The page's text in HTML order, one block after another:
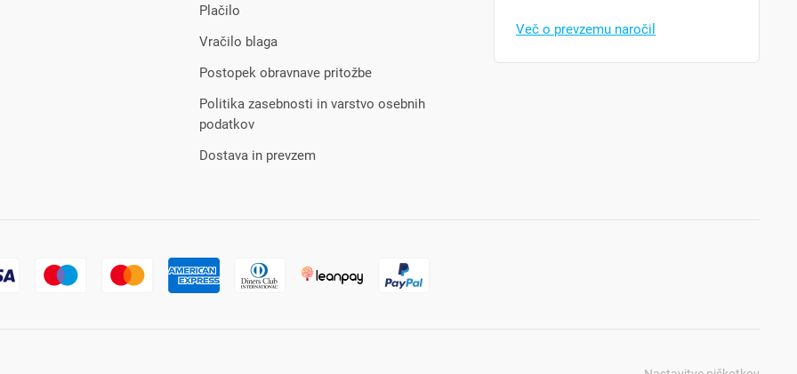
Plačilo
Vračilo blaga
Postopek obravnave pritožbe
Politika zasebnosti in varstvo osebnih
podatkov
Dostava in prevzem
Več o prevzemu naročil